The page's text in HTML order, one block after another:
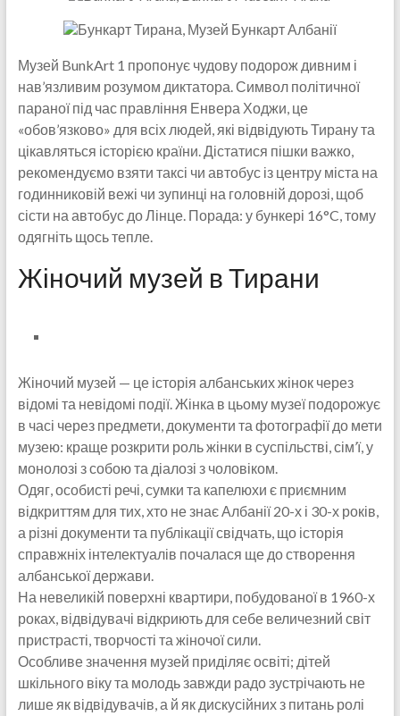
Музей BunkArt 1 пропонує чудову подорож дивним і
нав’язливим розумом диктатора. Символ політичної
параної під час правління Енвера Ходжи, це
«обов’язково» для всіх людей, які відвідують Тирану та
цікавляться історією країни. Дістатися пішки важко,
рекомендуємо взяти таксі чи автобус із центру міста на
годинниковій вежі чи зупинці на головній дорозі, щоб
сісти на автобус до Лінце. Порада: у бункері 16°C, тому
одягніть щось тепле.
Жіночий музей в Тирани
Жіночий музей — це історія албанських жінок через
відомі та невідомі події. Жінка в цьому музеї подорожує
в часі через предмети, документи та фотографії до мети
музею: краще розкрити роль жінки в суспільстві, сім’ї, у
монолозі з собою та діалозі з чоловіком.
Одяг, особисті речі, сумки та капелюхи є приємним
відкриттям для тих, хто не знає Албанії 20-х і 30-х років,
а різні документи та публікації свідчать, що історія
справжніх інтелектуалів почалася ще до створення
албанської держави.
На невеликій поверхні квартири, побудованої в 1960-х
роках, відвідувачі відкриють для себе величезний світ
пристрасті, творчості та жіночої сили.
Особливе значення музей приділяє освіті; дітей
шкільного віку та молодь завжди радо зустрічають не
лише як відвідувачів, а й як дискусійних з питань ролі